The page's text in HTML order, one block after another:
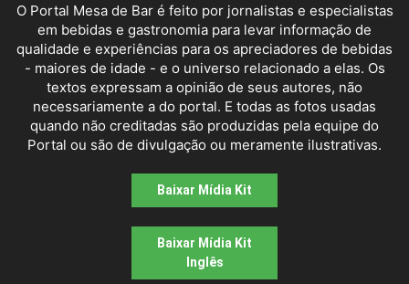
O Portal Mesa de Bar é feito por jornalistas e especialistas
em bebidas e gastronomia para levar informação de
qualidade e experiências para os apreciadores de bebidas
- maiores de idade - e o universo relacionado a elas. Os
textos expressam a opinião de seus autores, não
necessariamente a do portal. E todas as fotos usadas
quando não creditadas são produzidas pela equipe do
Portal ou são de divulgação ou meramente ilustrativas.
Baixar Mídia Kit
Baixar Mídia Kit
Inglês